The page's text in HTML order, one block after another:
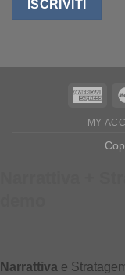
MY
Narrattiva e